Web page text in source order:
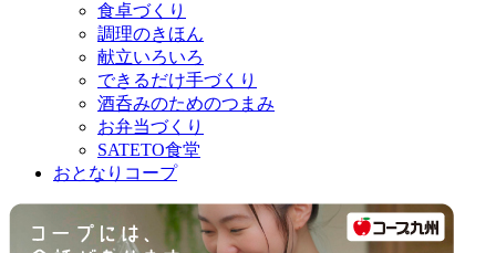
食卓づくり
調理のきほん
献立いろいろ
できるだけ手づくり
酒呑みのためのつまみ
お弁当づくり
SATETO食堂
おとなりコープ